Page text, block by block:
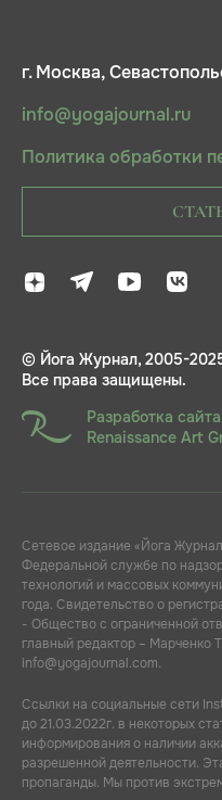
г. Москва,
info@yogajournal.ru
Политика обработки
© Йога Журнал, 2005-
Все права защищены.
Разработка сайта
Renaissance Art
Сетевое издание «Йога
Федеральной службе по
технологий и массовых
года. Свидетельство о
- Общество с ограниченной
главный редактор – Марченко
info@yogajournal.com.
Ссылки на социальные сети
до 21.03.2022г. в некоторых
информирования о наличии
разрешенной деятельности.
пропаганды. Мы против